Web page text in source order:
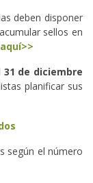
deben disponer
sellos en
31 de diciembre
planificar sus
según el número